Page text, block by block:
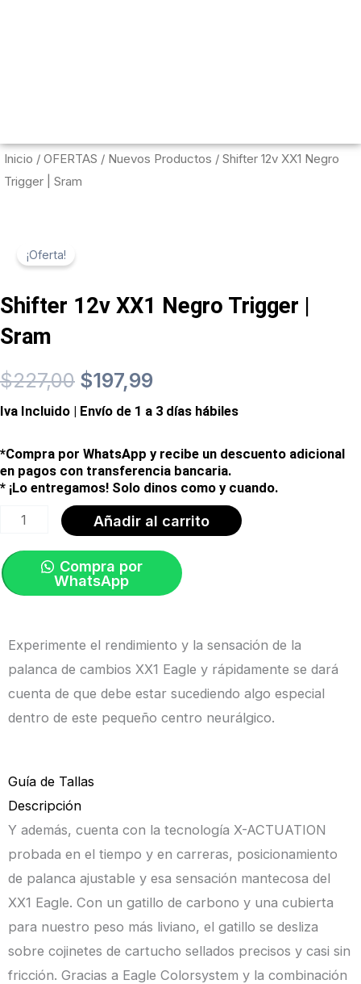
Inicio / OFERTAS / Nuevos Productos / Shifter 12v XX1 Negro
Trigger | Sram
¡Oferta!
Shifter 12v XX1 Negro Trigger |
Sram
$227,00 El
precio
original
era:
$227,00.
$197,99
precio
actual
es:
$197,99.
Iva Incluido | Envío de 1 a 3 días hábiles
*Compra por WhatsApp y recibe un descuento adicional
en pagos con transferencia bancaria.
* ¡Lo entregamos! Solo dinos como y cuando.
Shifter
XX1
Negro
Sram
cantidad
Añadir al carrito
Compra por
WhatsApp
Experimente el rendimiento y la sensación de la
palanca de cambios XX1 Eagle y rápidamente se dará
cuenta de que debe estar sucediendo algo especial
dentro de este pequeño centro neurálgico.
Guía de Tallas
Descripción
Y además, cuenta con la tecnología X-ACTUATION
probada en el tiempo y en carreras, posicionamiento
de palanca ajustable y esa sensación mantecosa del
XX1 Eagle. Con un gatillo de carbono y una cubierta
para nuestro peso más liviano, el gatillo se desliza
sobre cojinetes de cartucho sellados precisos y casi sin
fricción. Gracias a Eagle Colorsystem y la combinación